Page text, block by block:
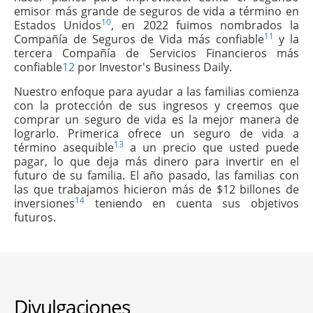
emisor más grande de seguros de vida a término en
Estados Unidos10, en 2022 fuimos nombrados la
Compañía de Seguros de Vida más confiable11 y la
tercera Compañía de Servicios Financieros más
confiable12 por Investor's Business Daily.
Nuestro enfoque para ayudar a las familias comienza
con la protección de sus ingresos y creemos que
comprar un seguro de vida es la mejor manera de
lograrlo. Primerica ofrece un seguro de vida a
término asequible13 a un precio que usted puede
pagar, lo que deja más dinero para invertir en el
futuro de su familia. El año pasado, las familias con
las que trabajamos hicieron más de $12 billones de
inversiones14
teniendo en cuenta sus objetivos
futuros.
Divulgaciones